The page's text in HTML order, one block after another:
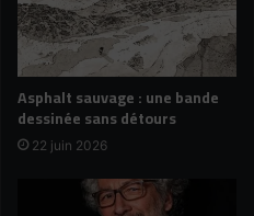
Asphalt sauvage : une bande
dessinée sans détours
22 juin 2026